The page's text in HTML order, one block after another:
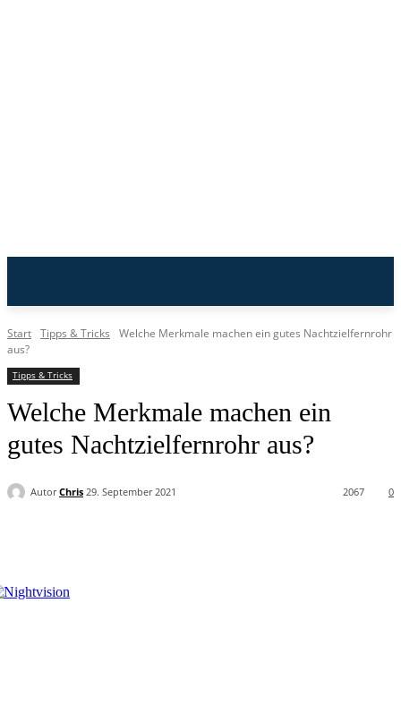
Start Tipps & Tricks
Welche Merkmale machen ein gutes Nachtzielfernrohr
aus?
Tipps & Tricks
Welche Merkmale machen ein
gutes Nachtzielfernrohr aus?
Autor Chris 29. September 2021 0
2067